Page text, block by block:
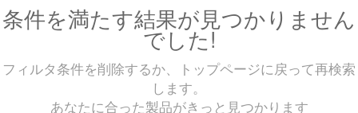
条件を満たす結果が見つかりません
でした!
フィルタ条件を削除するか、トップページに戻って再検索
します。
あなたに合った製品がきっと見つかります